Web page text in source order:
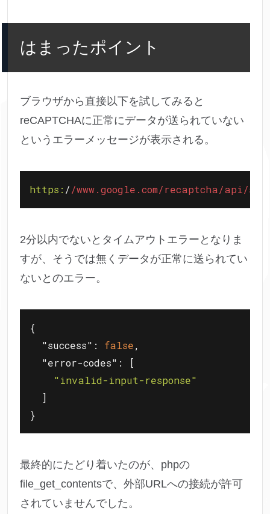
はまったポイント
ブラウザから直接以下を試してみると
reCAPTCHAに正常にデータが送られていない
というエラーメッセージが表示される。
https: //www.google.com/recaptcha/api/
2分以内でないとタイムアウトエラーとなりま
すが、そうでは無くデータが正常に送られてい
ないとのエラー。
{
"success" : false,
"error-codes" : [
"invalid-input-response"
  ]
最終的にたどり着いたのが、phpの
file_get_contentsで、外部URLへの接続が許可
されていませんでした。